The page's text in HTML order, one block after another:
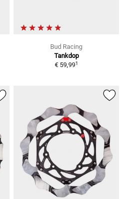
Bud Racing
Tankdop
€ 59,991